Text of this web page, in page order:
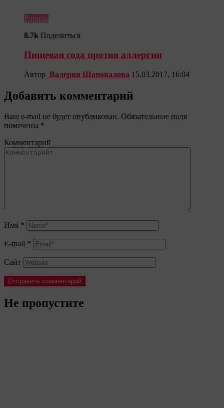
Popular
8.7k Поделиться
Пищевая сода против аллергии
Автор Валерия Шаповалова 15.03.2017, 16:04
Добавить комментарий
Ваш e-mail не будет опубликован. Обязательные поля
помечены *
Комментарий
Имя *
E-mail *
Сайт
Не пропустите